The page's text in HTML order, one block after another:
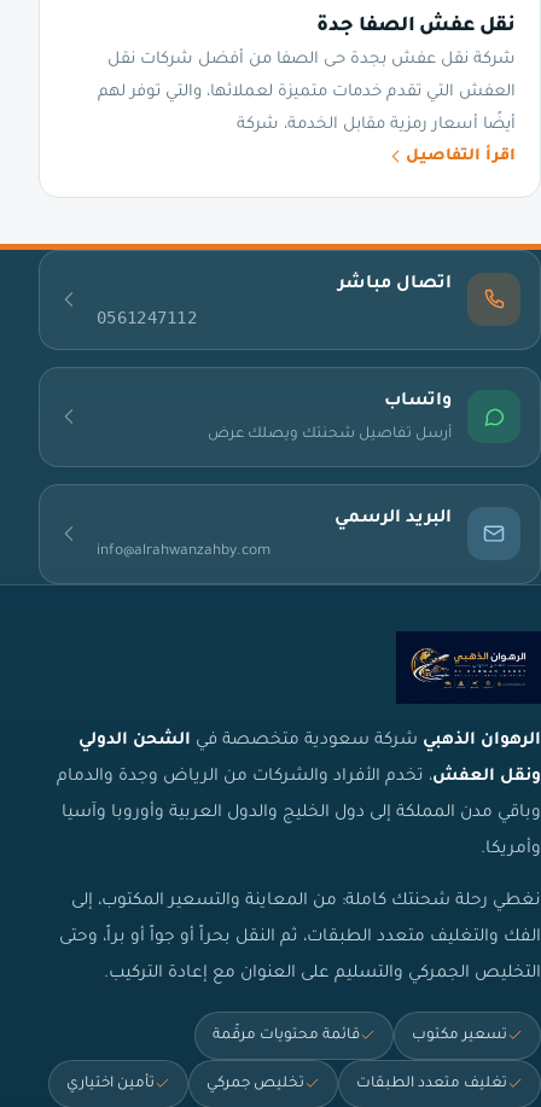
نقل عفش الصفا جدة
شركة نقل عفش بجدة حى الصفا من أفضل شركات نقل
العفش التي تقدم خدمات متميزة لعملائها، والتي توفر لهم
أيضًا أسعار رمزية مقابل الخدمة، شركة
اقرأ التفاصيل
اتصال مباشر
0561247112
واتساب
أرسل تفاصيل شحنتك ويصلك عرض
البريد الرسمي
info@alrahwanzahby.com
الرهوان الذهبي شركة سعودية متخصصة في الشحن الدولي
ونقل العفش، تخدم الأفراد والشركات من الرياض وجدة والدمام
وباقي مدن المملكة إلى دول الخليج والدول العربية وأوروبا وآسيا
وأمريكا.
نغطي رحلة شحنتك كاملة: من المعاينة والتسعير المكتوب، إلى
الفك والتغليف متعدد الطبقات، ثم النقل بحراً أو جواً أو براً، وحتى
التخليص الجمركي والتسليم على العنوان مع إعادة التركيب.
تسعير مكتوب قائمة محتويات مرقّمة
تغليف متعدد الطبقات تخليص جمركي تأمين اختياري